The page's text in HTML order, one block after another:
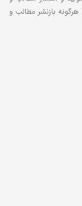
بازنشر مطالب و